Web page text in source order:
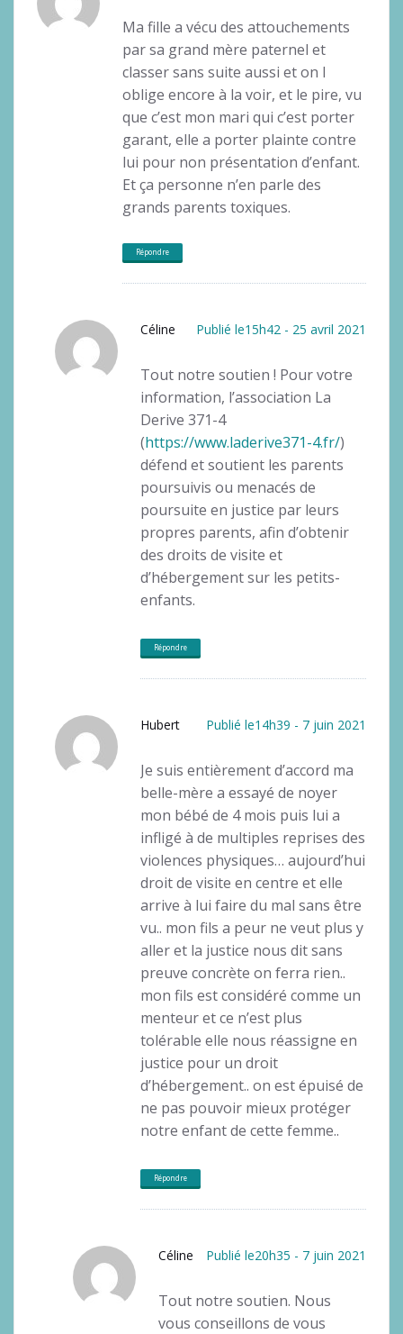
Ma fille a vécu des attouchements
par sa grand mère paternel et
classer sans suite aussi et on l
oblige encore à la voir, et le pire, vu
que c’est mon mari qui c’est porter
garant, elle a porter plainte contre
lui pour non présentation d’enfant.
Et ça personne n’en parle des
grands parents toxiques.
Répondre
Céline Publié le15h42 - 25 avril 2021
Tout notre soutien ! Pour votre
information, l’association La
Derive 371-4
(https://www.laderive371-4.fr/)
défend et soutient les parents
poursuivis ou menacés de
poursuite en justice par leurs
propres parents, afin d’obtenir
des droits de visite et
d’hébergement sur les petits-
enfants.
Répondre
Hubert Publié le14h39 - 7 juin 2021
Je suis entièrement d’accord ma
belle-mère a essayé de noyer
mon bébé de 4 mois puis lui a
infligé à de multiples reprises des
violences physiques… aujourd’hui
droit de visite en centre et elle
arrive à lui faire du mal sans être
vu.. mon fils a peur ne veut plus y
aller et la justice nous dit sans
preuve concrète on ferra rien..
mon fils est considéré comme un
menteur et ce n’est plus
tolérable elle nous réassigne en
justice pour un droit
d’hébergement.. on est épuisé de
ne pas pouvoir mieux protéger
notre enfant de cette femme..
Répondre
Céline Publié le20h35 - 7 juin 2021
Tout notre soutien. Nous
vous conseillons de vous